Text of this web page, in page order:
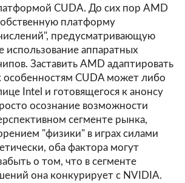
CUDA. До сих пор AMD
платформу
предусматривающую
использование аппаратных
Заставить AMD адаптировать
особенностям CUDA может либо
Intel и готовящегося к анонсу
осознание возможности
сегменте рынка,
"физики" в играх силами
оба фактора могут
о том, что в сегменте
она конкурирует с NVIDIA.